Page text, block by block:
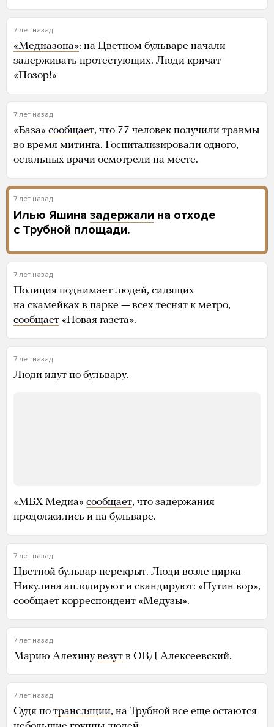
7 лет назад
«Медиазона»: на Цветном бульваре начали
задерживать протестующих. Люди кричат
«Позор!»
7 лет назад
«База» сообщает, что 77 человек получили травмы
во время митинга. Госпитализировали одного,
остальных врачи осмотрели на месте.
7 лет назад
Илью Яшина задержали на отходе
с Трубной площади.
7 лет назад
Полиция поднимает людей, сидящих
на скамейках в парке — всех теснят к метро,
сообщает «Новая газета».
7 лет назад
Люди идут по бульвару.
«МБХ Медиа» сообщает, что задержания
продолжились и на бульваре.
7 лет назад
Цветной бульвар перекрыт. Люди возле цирка
Никулина аплодируют и скандируют: «Путин вор»,
сообщает корреспондент «Медузы».
7 лет назад
Марию Алехинувезут в ОВД Алексеевский.
7 лет назад
Судя по трансляции, на Трубной все еще остаются